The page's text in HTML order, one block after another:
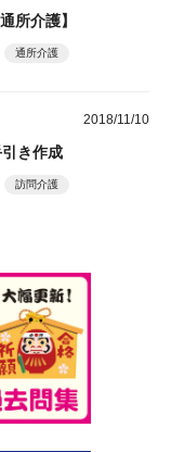
所介護】
通所介護
2018/11/10
き作成
訪問介護